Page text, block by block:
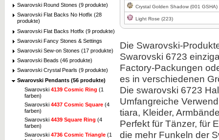
Swarovski Round Stones (9 produkte)
Swarovski Flat Backs No Hotfix (28
produkte)
Swarovski Flat Backs Hotfix (9 produkte)
Swarovski Fancy Stones & Settings
Swarovski Sew-on Stones (17 produkte)
Swarovski Beads (46 produkte)
Swarovski Crystal Pearls (9 produkte)
Swarovski Pendants (56 produkte)
Swarovski 4139 Cosmic Ring (1
farben)
Swarovski 4437 Cosmic Square (4
farben)
Swarovski 4439 Square Ring (4
farben)
Swarovski 4736 Cosmic Triangle (1
Crystal Golden Shadow (001 GSHA)
Light Rose (223)
Die Swarovski-
Swarovski 6723
Factory-Packungen
es in verschiedenen
Die swarovski 6723
Umfangreiche
tiara, Kleider,
Perfekt für Tänzer, für
die mehr Funkeln der